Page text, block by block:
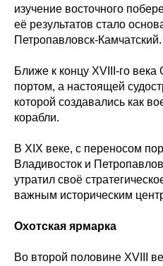
изучение восточного
её результатов стало
Петропавловск-Камчатский.
Ближе к концу XVIII-го века
портом, а настоящей
которой создавались как
корабли.
В XIX веке, с переносом
Владивосток и
утратил своё
важным историческим
Охотская ярмарка
Во второй половине XVIII